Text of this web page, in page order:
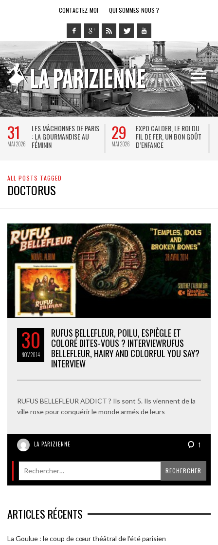
CONTACTEZ-MOI QUI SOMMES-NOUS ?
31
MAI 2026
LES MÂCHONNES DE PARIS
: LA GOURMANDISE AU
FÉMININ
29
MAI 2026
EXPO CALDER, LE ROI DU
FIL DE FER, UN BON GOÛT
D’ENFANCE
ALL POSTS TAGGED
DOCTORUS
30
NOV2014
RUFUS BELLEFLEUR, POILU, ESPIÈGLE ET
COLORÉ DITES-VOUS ? INTERVIEWRUFUS
BELLEFLEUR, HAIRY AND COLORFUL YOU SAY?
INTERVIEW
RUFUS BELLEFLEUR ADDICT ? Ils sont 5. Ils viennent de la
ville rose pour conquérir le monde armés de leurs
LA PARIZIENNE 1
ARTICLES RÉCENTS
La Goulue : le coup de cœur théâtral de l’été parisien